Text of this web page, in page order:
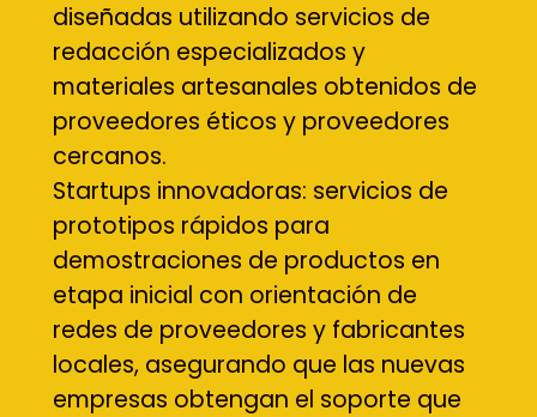
diseñadas utilizando servicios de
redacción especializados y
materiales artesanales obtenidos de
proveedores éticos y proveedores
cercanos.
Startups innovadoras: servicios de
prototipos rápidos para
demostraciones de productos en
etapa inicial con orientación de
redes de proveedores y fabricantes
locales, asegurando que las nuevas
empresas obtengan el soporte que